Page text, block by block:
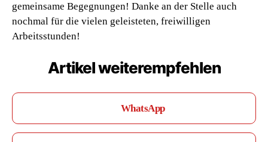
gemeinsame Begegnungen! Danke an der Stelle auch
nochmal für die vielen geleisteten, freiwilligen
Arbeitsstunden!
Artikel weiterempfehlen
WhatsApp